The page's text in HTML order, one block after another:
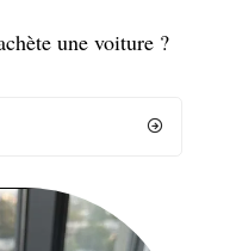
une voiture ?